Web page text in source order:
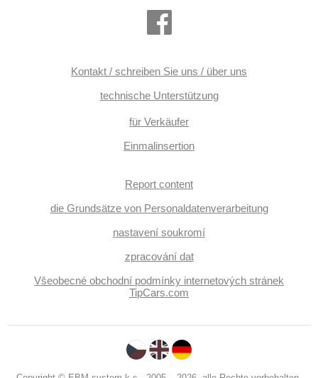
Kontakt / schreiben Sie uns / über uns
technische Unterstützung
für Verkäufer
Einmalinsertion
Report content
die Grundsätze von Personaldatenverarbeitung
nastavení soukromí
zpracování dat
Všeobecné obchodní podmínky internetových stránek
TipCars.com